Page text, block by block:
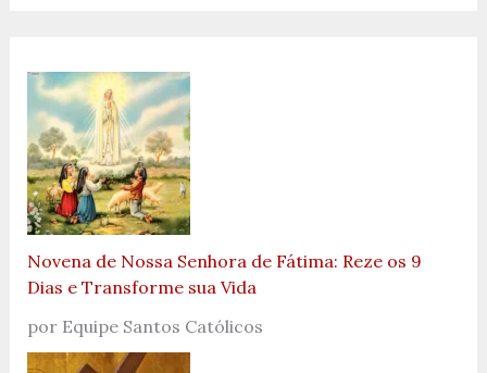
Novena de Nossa Senhora de Fátima: Reze os 9
Dias e Transforme sua Vida
por Equipe Santos Católicos